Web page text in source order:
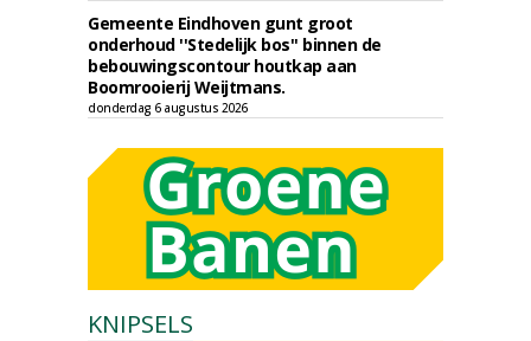
Gemeente Eindhoven gunt groot
onderhoud ''Stedelijk bos'' binnen de
bebouwingscontour houtkap aan
Boomrooierij Weijtmans.
donderdag 6 augustus 2026
KNIPSELS